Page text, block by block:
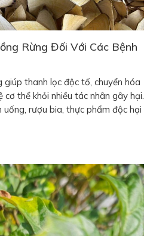
Rừng Đối Với Các Bệnh
thanh lọc độc tố, chuyển hóa
thể khỏi nhiều tác nhân gây hại.
rượu bia, thực phẩm độc hại
về gan ngày càng phổ biến